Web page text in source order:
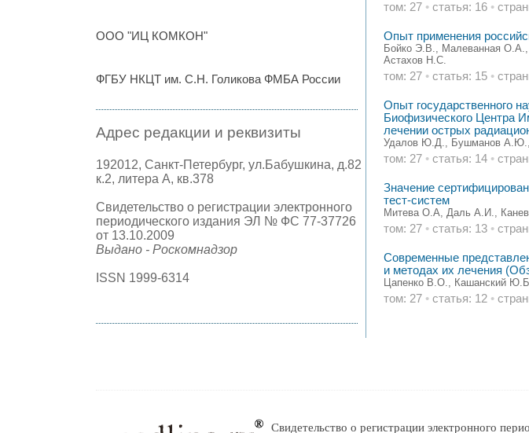
ООО "ИЦ КОМКОН"
ФГБУ НКЦТ им. С.Н. Голикова ФМБА России
Адрес редакции и реквизиты
192012, Санкт-Петербург, ул.Бабушкина, д.82
к.2, литера А, кв.378
Свидетельство о регистрации электронного
периодического издания ЭЛ № ФС 77-37726
от 13.10.2009
Выдано - Роскомнадзор
ISSN 1999-6314
том: 27 • статья: 16 •
Опыт применения
Бойко Э.В., Малеванная
Астахов Н.С.
том: 27 • статья: 15 •
Опыт государственного
Биофизического Центра
лечении острых
Удалов Ю.Д., Бушманов
том: 27 • статья: 14 •
Значение
тест-систем
Митева О.А, Даль А.И.,
том: 27 • статья: 13 •
Современные
и методах их лечения
Цапенко В.О., Кашанский
том: 27 • статья: 12 •
Свидетельство о регистрации электронного